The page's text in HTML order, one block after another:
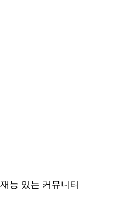
재능 있는 커뮤니티